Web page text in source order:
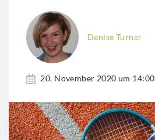
Denise Turner
20. November 2020 um 14:00